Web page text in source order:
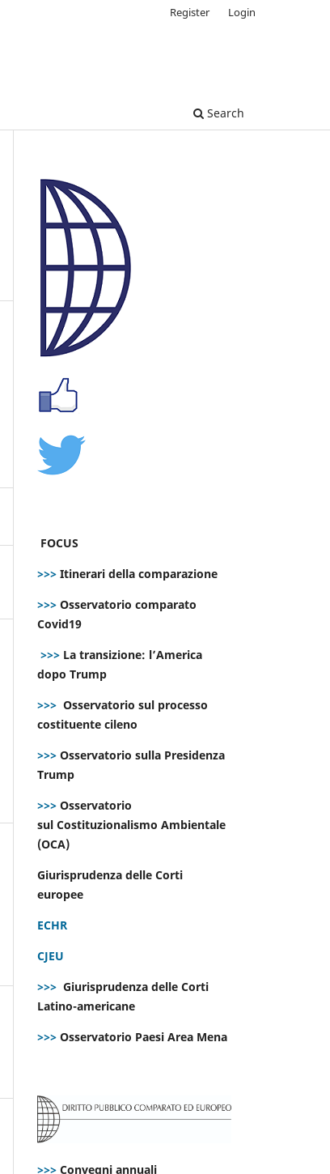
Search
Register Login
FOCUS
>>> Itinerari della comparazione
>>> Osservatorio comparato
Covid19
>>> La transizione: l’America
dopo Trump
>>> Osservatorio sul processo
costituente cileno
>>> Osservatorio sulla Presidenza
Trump
>>> Osservatorio
sul Costituzionalismo Ambientale
(OCA)
Giurisprudenza delle Corti
europee
ECHR
CJEU
>>> Giurisprudenza delle Corti
Latino-americane
>>> Osservatorio Paesi Area Mena
>>> Convegni annuali